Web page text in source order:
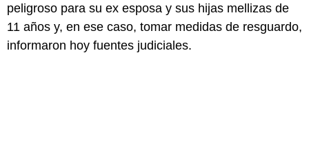
peligroso para su ex esposa y sus hijas mellizas de
11 años y, en ese caso, tomar medidas de resguardo,
informaron hoy fuentes judiciales.